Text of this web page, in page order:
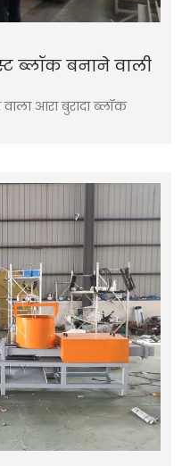
ब्लॉक बनाने वाली
आरा बुरादा ब्लॉक